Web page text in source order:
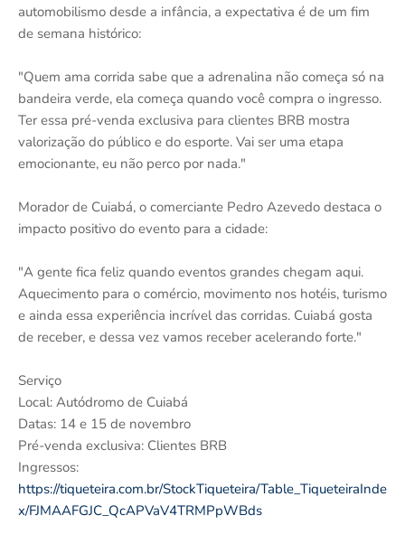
automobilismo desde a infância, a expectativa é de um fim
de semana histórico:
"Quem ama corrida sabe que a adrenalina não começa só na
bandeira verde, ela começa quando você compra o ingresso.
Ter essa pré-venda exclusiva para clientes BRB mostra
valorização do público e do esporte. Vai ser uma etapa
emocionante, eu não perco por nada."
Morador de Cuiabá, o comerciante Pedro Azevedo destaca o
impacto positivo do evento para a cidade:
"A gente fica feliz quando eventos grandes chegam aqui.
Aquecimento para o comércio, movimento nos hotéis, turismo
e ainda essa experiência incrível das corridas. Cuiabá gosta
de receber, e dessa vez vamos receber acelerando forte."
Serviço
Local: Autódromo de Cuiabá
Datas: 14 e 15 de novembro
Pré-venda exclusiva: Clientes BRB
Ingressos:
https://tiqueteira.com.br/StockTiqueteira/Table_TiqueteiraInde
x/FJMAAFGJC_QcAPVaV4TRMPpWBds